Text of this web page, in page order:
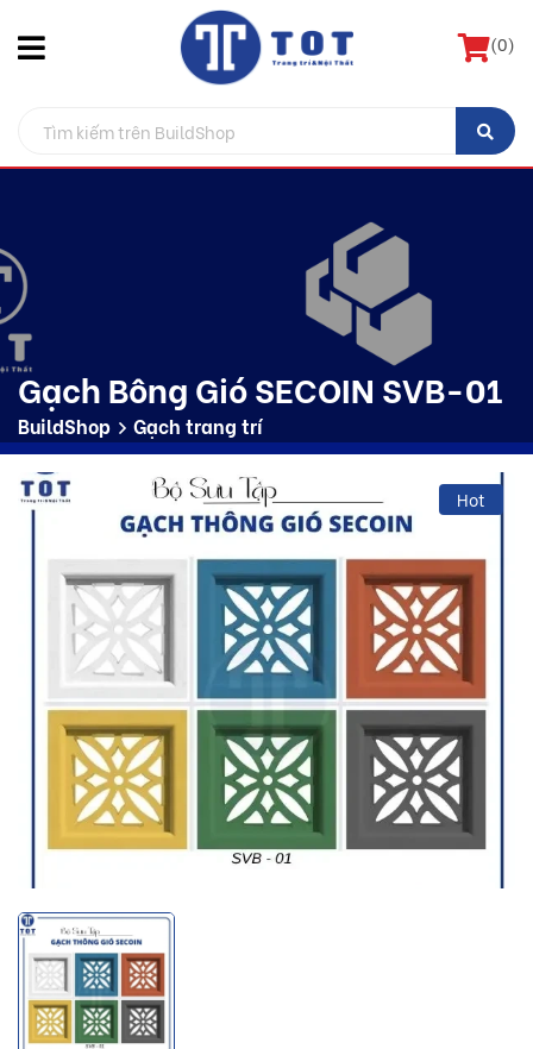
(0)
Gạch Bông Gió SECOIN SVB-01
BuildShop Gạch trang trí
Hot